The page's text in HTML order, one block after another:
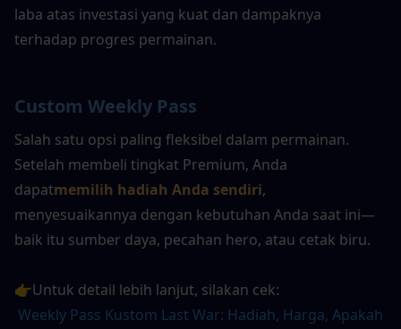
laba atas investasi yang kuat dan dampaknya
terhadap progres permainan.
Custom Weekly Pass
Salah satu opsi paling fleksibel dalam permainan.
Setelah membeli tingkat Premium, Anda
dapatmemilih hadiah Anda sendiri,
menyesuaikannya dengan kebutuhan Anda saat ini—
baik itu sumber daya, pecahan hero, atau cetak biru.
👉Untuk detail lebih lanjut, silakan cek:
Weekly Pass Kustom Last War: Hadiah, Harga, Apakah